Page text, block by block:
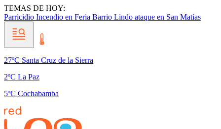
TEMAS DE HOY:
Parricidio Incendio en Feria Barrio Lindo ataque en San Matías
27ºC Santa Cruz de la Sierra
2ºC La Paz
5ºC Cochabamba